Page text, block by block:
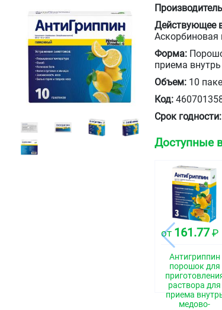
Действующее
Аскорбиновая
Форма:
приема
Объем: 10
Код:
Срок годности:
Доступные
от 161.77₽
Антигриппин
порошок для
раствора для
приема
медово-